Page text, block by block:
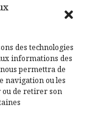
des technologies
informations des
permettra de
navigation ou les
ou de retirer son